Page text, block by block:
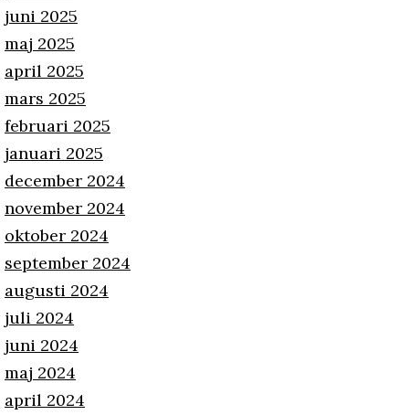
juni 2025
maj 2025
april 2025
mars 2025
februari 2025
januari 2025
december 2024
november 2024
oktober 2024
september 2024
augusti 2024
juli 2024
juni 2024
maj 2024
april 2024